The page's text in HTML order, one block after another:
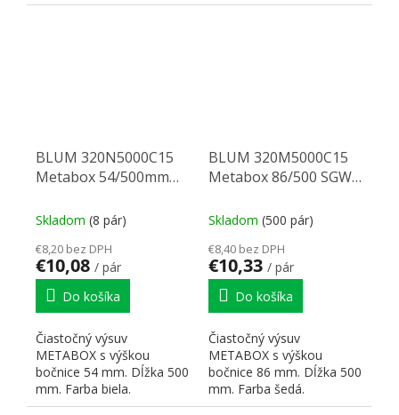
Dynamická nosnosť 25 kg.
Dynamická nosnosť 25 kg.
BLUM 320N5000C15
Metabox 54/500mm
Skladom (8 pár)
€8,20 bez DPH
€10,08 / pár
Do košíka
Čiastočný výsuv
METABOX s výškou
bočnice 54 mm. Dĺžka 500
mm. Farba biela.
Dynamická nosnosť 25 kg.
BLUM 320M5000C15
Metabox 86/500 SGWA
Skladom (500 pár)
€8,40 bez DPH
€10,33 / pár
Do košíka
Čiastočný výsuv
METABOX s výškou
bočnice 86 mm. Dĺžka 500
mm. Farba šedá.
Dynamická nosnosť 25 kg.